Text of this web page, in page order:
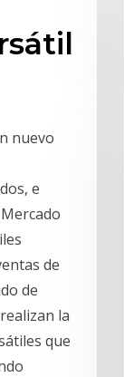
nuevo
e
de
de
la
que